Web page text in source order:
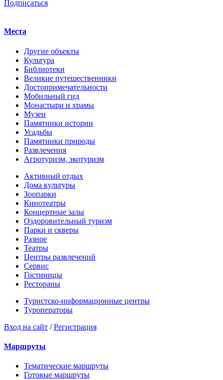
Подписаться
Места
Другие объекты
Культура
Библиотеки
Великие путешественники
Достопримечательности
Мобильный гид
Монастыри и храмы
Музеи
Памятники истории
Усадьбы
Памятники природы
Развлечения
Агротуризм, экотуризм
Активный отдых
Дома культуры
Зоопарки
Кинотеатры
Концертные залы
Оздоровительный туризм
Парки и скверы
Разное
Театры
Центры развлечений
Сервис
Гостиницы
Рестораны
Туристско-информационные центры
Туроператоры
Вход на сайт /Регистрация
Маршруты
Тематические маршруты
Готовые маршруты